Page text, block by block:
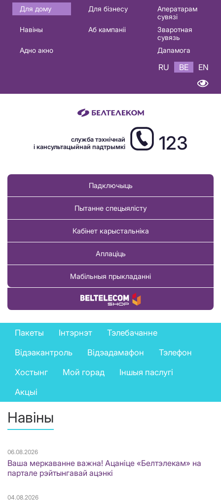
Основная
навигация
Для дому Для бізнесу
Аператарам
сувязі
Навіны
Аб кампаніі
Зваротная
сувязь
Адно акно
Дапамога
RU BE EN
служба тэхнічнай
і кансультацыйнай падтрымкі
123
Падключыць
Пытанне спецыялісту
Кабінет карыстальніка
Аплаціць
Мабільныя прыкладанні
Купіць тавар
Private
services
menu
Пакеты Інтэрнэт
Тэлебачанне
Відэакантроль
Відэадамафон
Тэлефон
Хостынг
Мой горад
Іншыя паслугі
Акцыі
Навіны
06.08.2026
Ваша меркаванне важна! Ацаніце «Белтэлекам» на
партале рэйтынгавай ацэнкі
04.08.2026